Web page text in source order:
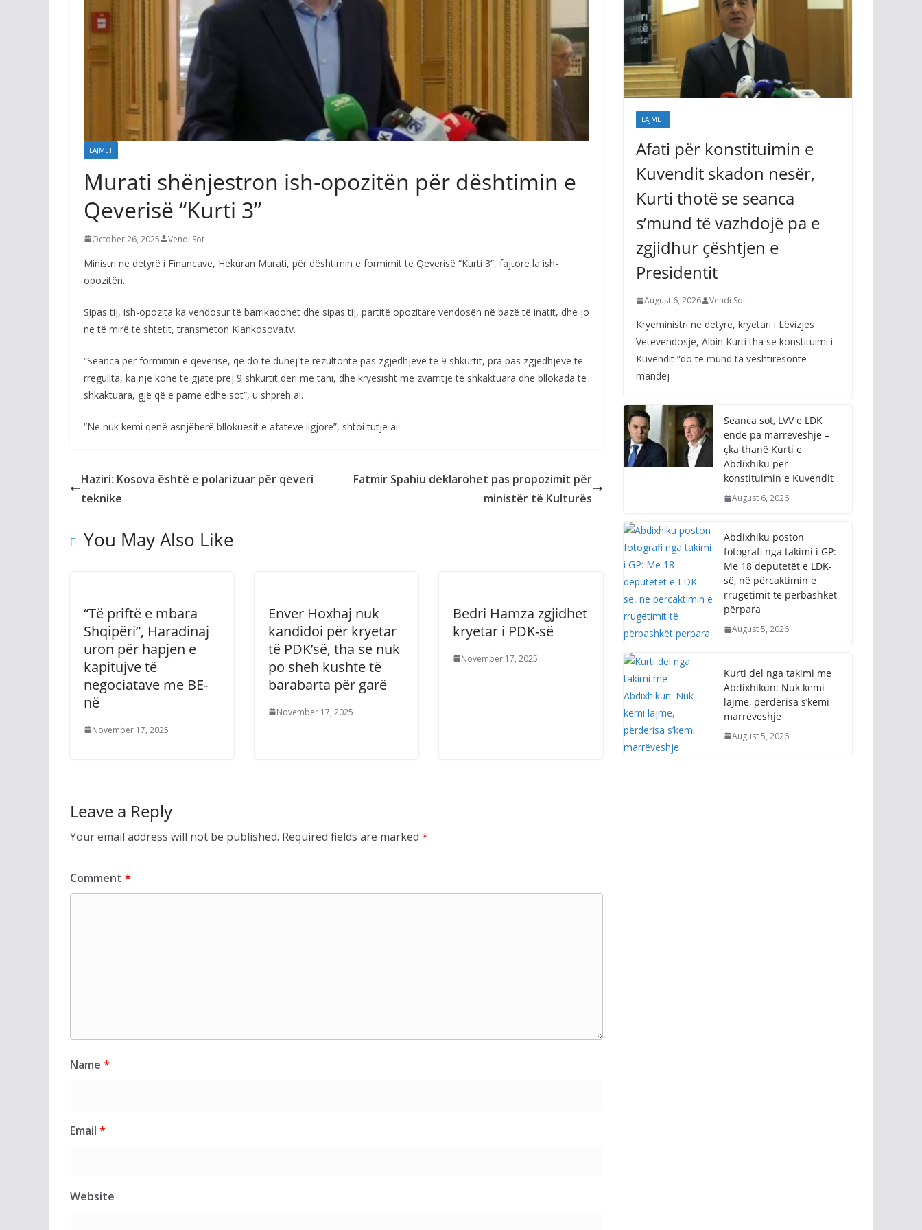
LAJMET
Murati shënjestron ish-opozitën për dështimin e
Qeverisë “Kurti 3”
October 26, 2025 Vendi Sot
Ministri në detyrë i Financave, Hekuran Murati, për dështimin e formimit të Qeverisë “Kurti 3”, fajtore la ish-
opozitën.
Sipas tij, ish-opozita ka vendosur të barrikadohet dhe sipas tij, partitë opozitare vendosën në bazë të inatit, dhe jo
në të mirë të shtetit, transmeton Klankosova.tv.
“Seanca për formimin e qeverisë, që do të duhej të rezultonte pas zgjedhjeve të 9 shkurtit, pra pas zgjedhjeve të
rregullta, ka një kohë të gjatë prej 9 shkurtit deri më tani, dhe kryesisht me zvarritje të shkaktuara dhe bllokada të
shkaktuara, gjë që e pamë edhe sot”, u shpreh ai.
“Ne nuk kemi qenë asnjëherë bllokuesit e afateve ligjore”, shtoi tutje ai.
Haziri: Kosova është e polarizuar për qeveri
teknike
Fatmir Spahiu deklarohet pas propozimit për
ministër të Kulturës
You May Also Like
“Të priftë e mbara
Shqipëri”, Haradinaj
uron për hapjen e
kapitujve të
negociatave me BE-
në
November 17, 2025
Enver Hoxhaj nuk
kandidoi për kryetar
të PDK’së, tha se nuk
po sheh kushte të
barabarta për garë
November 17, 2025
Bedri Hamza zgjidhet
kryetar i PDK-së
November 17, 2025
Leave a Reply
Your email address will not be published. Required fields are marked *
Comment *
Name *
Email *
Website
Afati për konstituimin e
Kuvendit skadon nesër,
Kurti thotë se seanca
s’mund të vazhdojë pa e
zgjidhur çështjen e
Presidentit
Kryeministri në detyrë, kryetari i Lëvizjes
Vetëvendosje, Albin Kurti tha se konstituimi i
Kuvendit “do të mund ta vështirësonte
mandej
ende pa marrëveshje –
çka thanë Kurti e
Abdixhiku për
konstituimin e Kuvendit
August 6, 2026
fotografi nga takimi i GP:
Me 18 deputetët e LDK-
së, në përcaktimin e
rrugëtimit të përbashkët
përpara
August 5, 2026
Abdixhikun: Nuk kemi
lajme, përderisa s’kemi
marrëveshje
August 5, 2026